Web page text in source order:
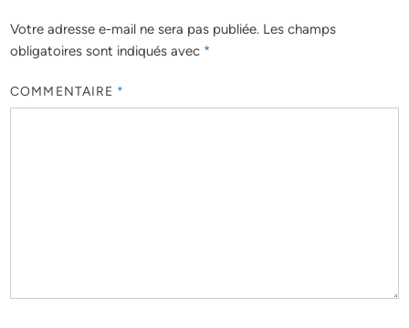
Votre adresse e-mail ne sera pas publiée. Les champs
obligatoires sont indiqués avec *
COMMENTAIRE *